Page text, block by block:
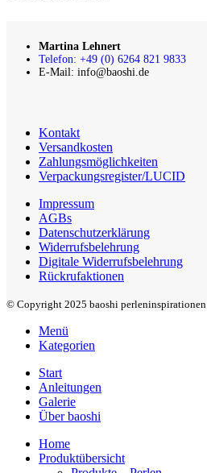
Martina Lehnert
Telefon: +49 (0) 6264 821 9833
E-Mail: info@baoshi.de
Kontakt
Versandkosten
Zahlungsmöglichkeiten
Verpackungsregister/LUCID
Impressum
AGBs
Datenschutzerklärung
Widerrufsbelehrung
Digitale Widerrufsbelehrung
Rückrufaktionen
© Copyright 2025 baoshi perleninspirationen
Menü
Kategorien
Start
Anleitungen
Galerie
Über baoshi
Home
Produktübersicht